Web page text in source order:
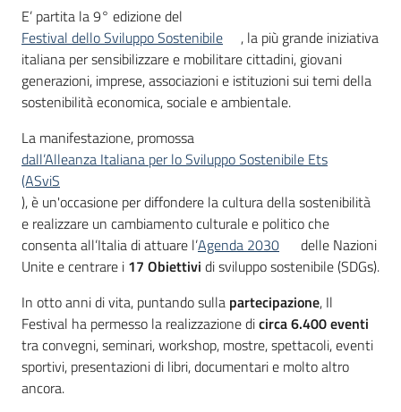
Partecipa
Seguici
Introduzione
E’ partita la 9° edizione del
Festival dello Sviluppo Sostenibile
, la più grande iniziativa
italiana per sensibilizzare e mobilitare cittadini, giovani
generazioni, imprese, associazioni e istituzioni sui temi della
sostenibilità economica, sociale e ambientale.
La manifestazione, promossa
dall’Alleanza Italiana per lo Sviluppo Sostenibile Ets
(ASviS
), è un'occasione per diffondere la cultura della sostenibilità
e realizzare un cambiamento culturale e politico che
consenta all’Italia di attuare l’Agenda 2030
delle Nazioni
Unite e centrare i 17 Obiettivi di sviluppo sostenibile (SDGs).
In otto anni di vita, puntando sulla partecipazione, Il
Festival ha permesso la realizzazione dicirca 6.400 eventi
tra convegni, seminari, workshop, mostre, spettacoli, eventi
sportivi, presentazioni di libri, documentari e molto altro
ancora.